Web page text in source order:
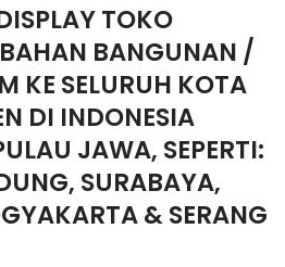
TOKO
BANGUNAN /
KE SELURUH KOTA
DI INDONESIA
JAWA, SEPERTI:
SURABAYA,
& SERANG